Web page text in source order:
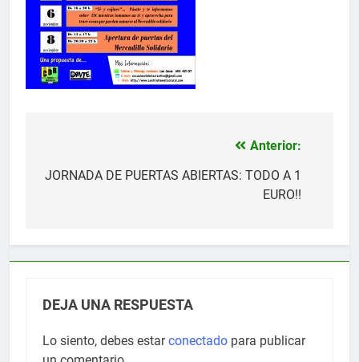
de
Anterior:
JORNADA DE PUERTAS ABIERTAS: TODO A 1
EURO!!
DEJA UNA RESPUESTA
Lo siento, debes estarconectado para publicar